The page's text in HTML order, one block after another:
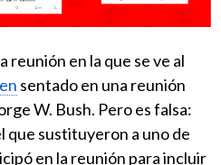
reunión en la que se ve al
sentado en una reunión
W. Bush. Pero es falsa:
que sustituyeron a uno de
en la reunión para incluir